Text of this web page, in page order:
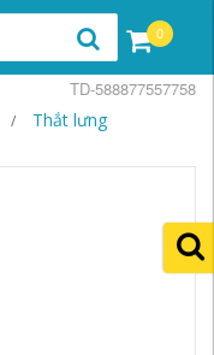
0
Thắt lưng
TD-588877557758